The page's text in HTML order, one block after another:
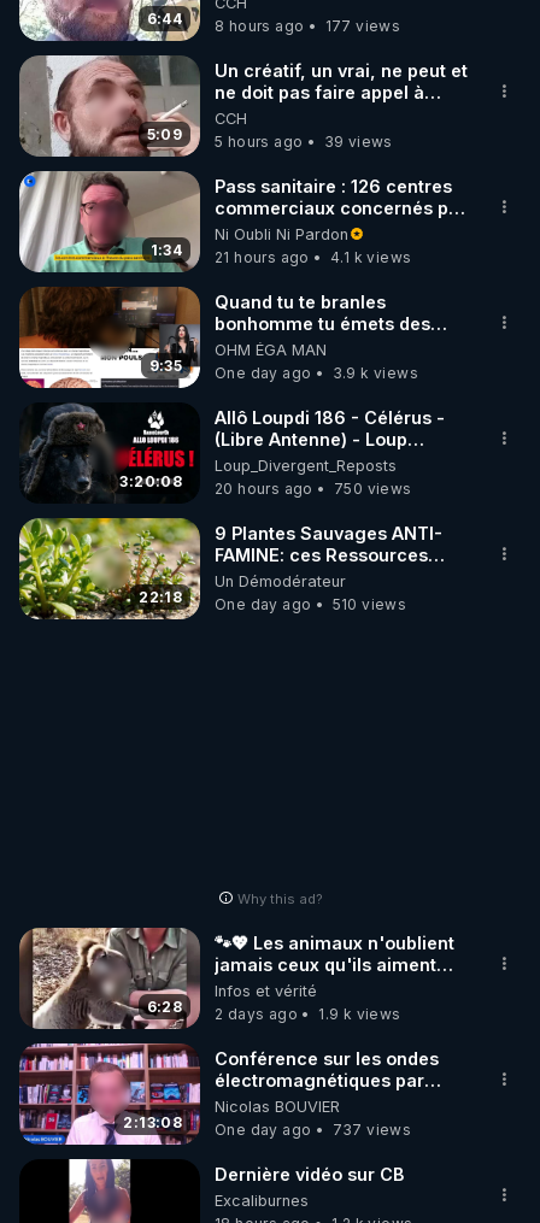
6:44
8 hours ago
177 views
5:09
Un créatif, un vrai, ne peut et
ne doit pas faire appel à
l'intelligence artificielle
CCH
5 hours ago
39 views
1:34
Pass sanitaire : 126 centres
commerciaux concernés par
l'obligation dans toute la
France
Ni Oubli Ni Pardon
21 hours ago
4.1 k views
9:35
Quand tu te branles
bonhomme tu émets des
ondes ils ont juste omis de
t'expliquer
OHM ÉGA MAN
One day ago
3.9 k views
3:20:08
Allô Loupdi 186 - Célérus -
(Libre Antenne) - Loup
Divergent 2026.08.06
Loup_Divergent_Reposts
20 hours ago
750 views
22:18
9 Plantes Sauvages ANTI-
FAMINE: ces Ressources
JARDIN&des Haies
Un Démodérateur
One day ago
510 views
Why this ad?
6:28
🐾💖 Les animaux n'oublient
jamais ceux qu'ils aiment…
🥹❤️
Infos et vérité
2 days ago
1.9 k views
2:13:08
Conférence sur les ondes
électromagnétiques par
Grégoire Caustru et Bart de
Wever !
Nicolas BOUVIER
One day ago
737 views
Dernière vidéo sur CB
Excaliburnes